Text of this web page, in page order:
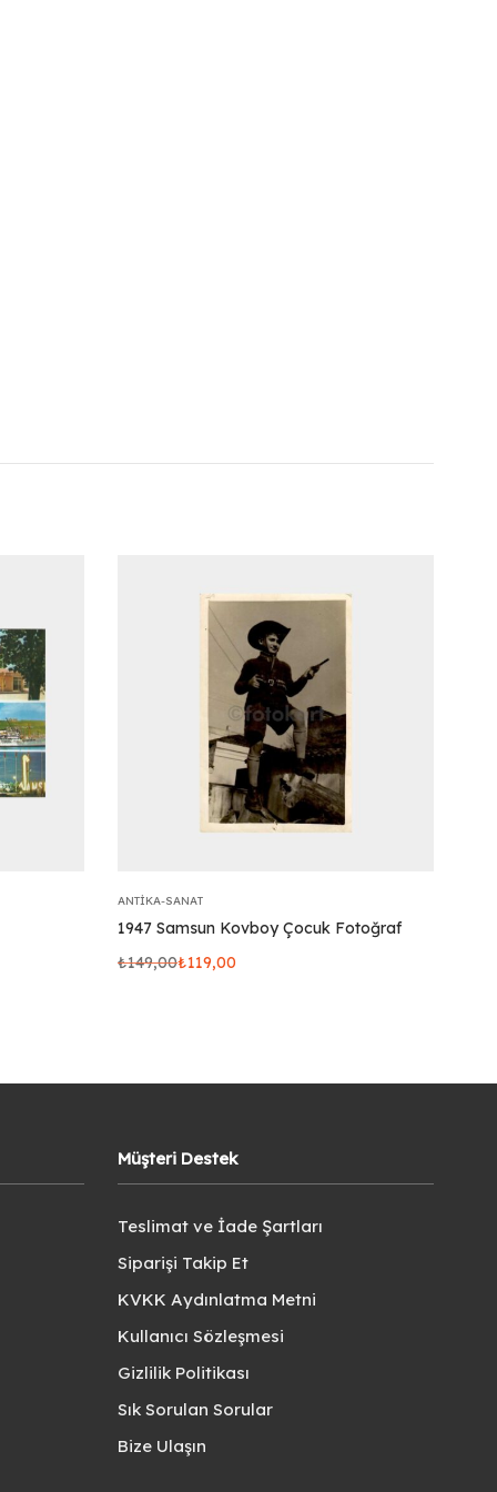
ANTIKA-SANAT
1947 Samsun Kovboy Çocuk Fotoğraf
₺149,00₺119,00
Müşteri Destek
Teslimat ve İade Şartları
Siparişi Takip Et
KVKK Aydınlatma Metni
Kullanıcı Sözleşmesi
Gizlilik Politikası
Sık Sorulan Sorular
Bize Ulaşın